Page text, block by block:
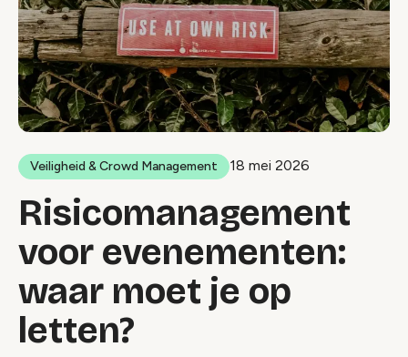
Veiligheid & Crowd Management 18 mei 2026
Risicomanagement
voor evenementen:
waar moet je op
letten?